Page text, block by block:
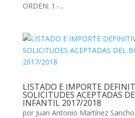
ORDEN: 1.-...
LISTADO E IMPORTE
SOLICITUDES ACEPTADAS
INFANTIL 2017/2018
por Juan Antonio Martínez Sancho